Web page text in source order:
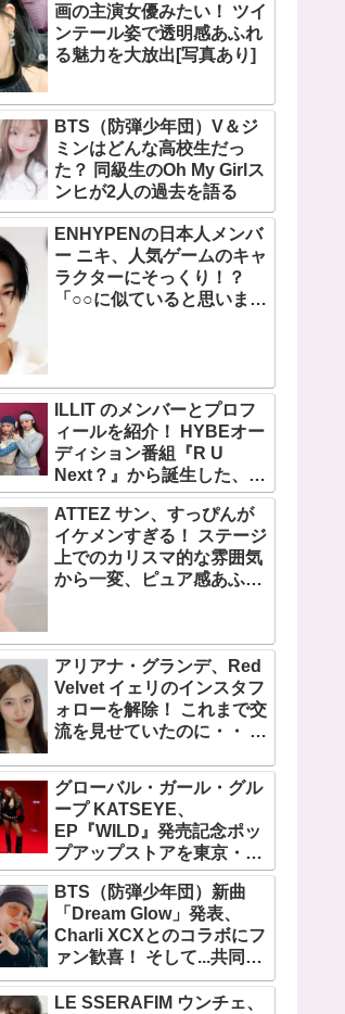
画の主演女優みたい！ ツイ
ンテール姿で透明感あふれ
る魅力を大放出[写真あり]
BTS（防弾少年団）V＆ジ
ミンはどんな高校生だっ
た？ 同級生のOh My Girlス
ンヒが2人の過去を語る
ENHYPENの日本人メンバ
ー ニキ、人気ゲームのキャ
ラクターにそっくり！？
「○○に似ていると思いま
「客観的な視点で自分を見
てるねｗｗ」
ILLIT のメンバーとプロフ
ィールを紹介！ HYBEオー
ディション番組『R U
Next？』から誕生した、日
本人のイロハとモカを含む
5人組ガールズグループ！
デビュー曲「Magnetic」が
いきなりの大ヒット
ATTEZ サン、すっぴんが
イケメンすぎる！ ステージ
上でのカリスマ的な雰囲気
から一変、ピュア感あふれ
アリアナ・グランデ、Red
Velvet イェリのインスタフ
ォローを解除！ これまで交
流を見せていたのに・・ 一
由を推測
グローバル・ガール・グル
ープ KATSEYE、
EP『WILD』発売記念ポッ
プアップストアを東京・原
宿で開催 限定グッズも登
場
BTS（防弾少年団）新曲
「Dream Glow」発表、
Charli XCXとのコラボにフ
ァン歓喜！ そして...共同制
作者が明かすジミンへの思
い「彼の夢、そして彼の絶
LE SSERAFIM ウンチェ、